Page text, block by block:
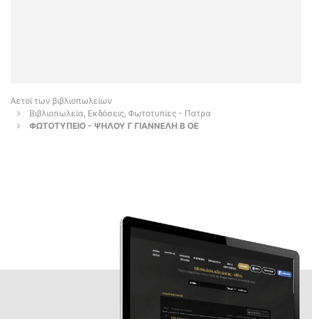
Αετοί των βιβλιοπωλείων
Βιβλιοπωλεία, Εκδόσεις, Φωτοτυπίες - Πατρα
ΦΩΤΟΤΥΠΕΙΟ - ΨΗΛΟΥ Γ ΓΙΑΝΝΕΛΗ Β ΟΕ